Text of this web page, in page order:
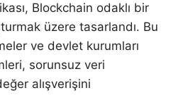
Blockchain odaklı bir
üzere tasarlandı. Bu
ve devlet kurumları
sorunsuz veri
alışverişini